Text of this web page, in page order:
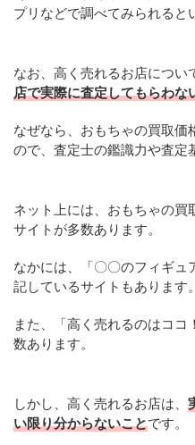
プリなどで調べてみられると
なお、高く売れるお店につい
店で実際に査定してもらわな
なぜなら、おもちゃの買取価
ので、査定士の鑑識力や査定
ネット上には、おもちゃの買
サイトが多数あります。
なかには、「〇〇のフィギ
記しているサイトもあります。
また、「高く売れるのはコ
数あります。
しかし、高く売れるお店は、
い限り分からないことです。